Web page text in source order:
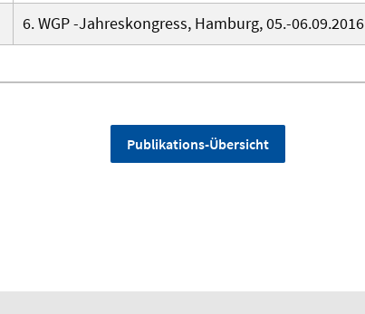
6. WGP -Jahreskongress, Hamburg, 05.-06.09.2016
Publikations-Übersicht